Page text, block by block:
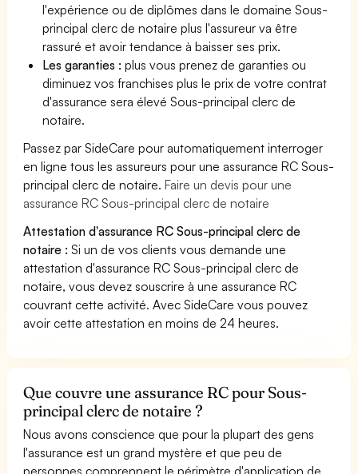
l'expérience ou de diplômes dans le domaine Sous-
principal clerc de notaire plus l'assureur va être
rassuré et avoir tendance à baisser ses prix.
Les garanties :plus vous prenez de garanties ou
diminuez vos franchises plus le prix de votre contrat
d'assurance sera élevé Sous-principal clerc de
notaire.
Passez par SideCare pour automatiquement interroger
en ligne tous les assureurs pour une assurance RC Sous-
principal clerc de notaire.Faire un devis pour une
assurance RC Sous-principal clerc de notaire
Attestation d'assurance RC Sous-principal clerc de
notaire : Si un de vos clients vous demande une
attestation d'assurance RC Sous-principal clerc de
notaire, vous devez souscrire à une assurance RC
couvrant cette activité. Avec SideCare vous pouvez
avoir cette attestation en moins de 24 heures.
Que couvre une assurance RC pour Sous-
principal clerc de notaire ?
Nous avons conscience que pour la plupart des gens
l'assurance est un grand mystère et que peu de
personnes comprennent le périmètre d'application de